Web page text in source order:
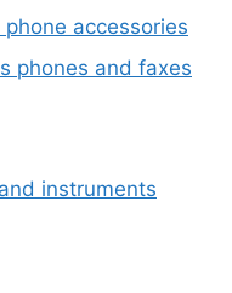
phone accessories
phones and faxes
instruments